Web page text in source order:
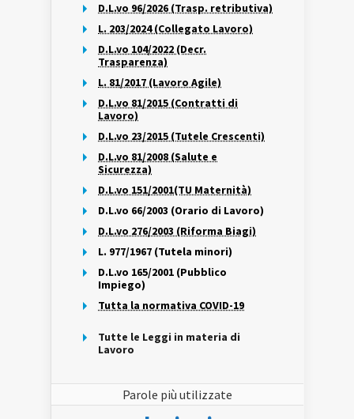
D.L.vo 96/2026 (Trasp. retributiva)
L. 203/2024 (Collegato Lavoro)
D.L.vo 104/2022 (Decr.
Trasparenza)
L. 81/2017 (Lavoro Agile)
D.L.vo 81/2015 (Contratti di
Lavoro)
D.L.vo 23/2015 (Tutele Crescenti)
D.L.vo 81/2008 (Salute e
Sicurezza)
D.L.vo 151/2001(TU Maternità)
D.L.vo 66/2003 (Orario di Lavoro)
D.L.vo 276/2003 (Riforma Biagi)
L. 977/1967 (Tutela minori)
D.L.vo 165/2001 (Pubblico
Impiego)
Tutta la normativa COVID-19
Tutte le Leggi in materia di
Lavoro
Parole più utilizzate